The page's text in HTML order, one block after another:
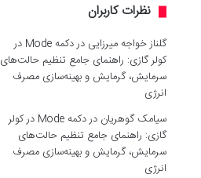
نظرات کاربران
گلناز خواجه میرزایی در
دکمه Mode در
کولر گازی: راهنمای جامع تنظیم حالت‌های
سرمایش، گرمایش و بهینه‌سازی مصرف
انرژی
سیامک گوهریان در
دکمه Mode در کولر
گازی: راهنمای جامع تنظیم حالت‌های
سرمایش، گرمایش و بهینه‌سازی مصرف
انرژی